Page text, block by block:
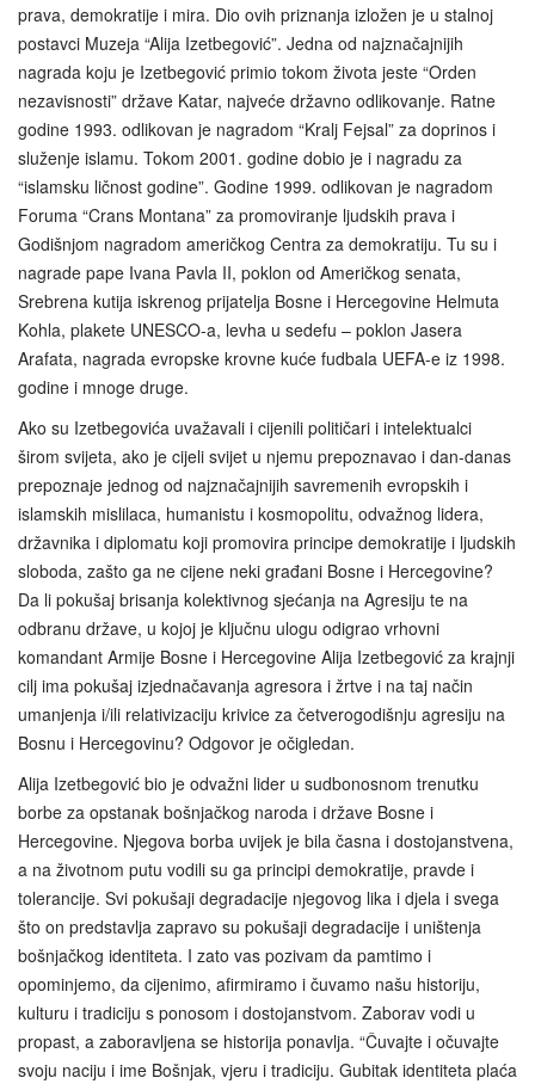
prava, demokratije i mira. Dio ovih priznanja izložen je u stalnoj
postavci Muzeja “Alija Izetbegović”. Jedna od najznačajnijih
nagrada koju je Izetbegović primio tokom života jeste “Orden
nezavisnosti” države Katar, najveće državno odlikovanje. Ratne
godine 1993. odlikovan je nagradom “Kralj Fejsal” za doprinos i
služenje islamu. Tokom 2001. godine dobio je i nagradu za
“islamsku ličnost godine”. Godine 1999. odlikovan je nagradom
Foruma “Crans Montana” za promoviranje ljudskih prava i
Godišnjom nagradom američkog Centra za demokratiju. Tu su i
nagrade pape Ivana Pavla II, poklon od Američkog senata,
Srebrena kutija iskrenog prijatelja Bosne i Hercegovine Helmuta
Kohla, plakete UNESCO-a, levha u sedefu – poklon Jasera
Arafata, nagrada evropske krovne kuće fudbala UEFA-e iz 1998.
godine i mnoge druge.
Ako su Izetbegovića uvažavali i cijenili političari i intelektualci
širom svijeta, ako je cijeli svijet u njemu prepoznavao i dan-danas
prepoznaje jednog od najznačajnijih savremenih evropskih i
islamskih mislilaca, humanistu i kosmopolitu, odvažnog lidera,
državnika i diplomatu koji promovira principe demokratije i ljudskih
sloboda, zašto ga ne cijene neki građani Bosne i Hercegovine?
Da li pokušaj brisanja kolektivnog sjećanja na Agresiju te na
odbranu države, u kojoj je ključnu ulogu odigrao vrhovni
komandant Armije Bosne i Hercegovine Alija Izetbegović za krajnji
cilj ima pokušaj izjednačavanja agresora i žrtve i na taj način
umanjenja i/ili relativizaciju krivice za četverogodišnju agresiju na
Bosnu i Hercegovinu? Odgovor je očigledan.
Alija Izetbegović bio je odvažni lider u sudbonosnom trenutku
borbe za opstanak bošnjačkog naroda i države Bosne i
Hercegovine. Njegova borba uvijek je bila časna i dostojanstvena,
a na životnom putu vodili su ga principi demokratije, pravde i
tolerancije. Svi pokušaji degradacije njegovog lika i djela i svega
što on predstavlja zapravo su pokušaji degradacije i uništenja
bošnjačkog identiteta. I zato vas pozivam da pamtimo i
opominjemo, da cijenimo, afirmiramo i čuvamo našu historiju,
kulturu i tradiciju s ponosom i dostojanstvom. Zaborav vodi u
propast, a zaboravljena se historija ponavlja. “Čuvajte i očuvajte
svoju naciju i ime Bošnjak, vjeru i tradiciju. Gubitak identiteta plaća